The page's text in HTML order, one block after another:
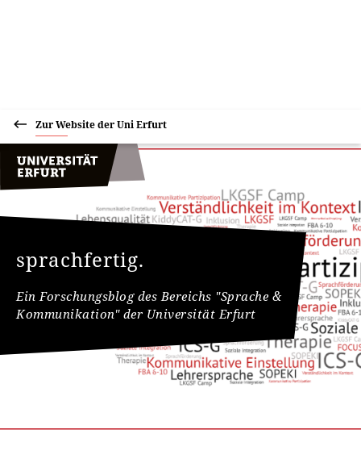
Zur Website der Uni Erfurt
sprachfertig.
Ein Forschungsblog des Bereichs "Sprache &
Kommunikation" der Universität Erfurt